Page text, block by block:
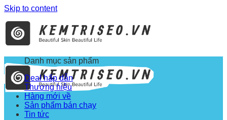
Skip to content
Danh mục sản phẩm
Deal hấp dẫn
Thương hiệu
Hàng mới về
Sản phẩm bán chạy
Tin tức